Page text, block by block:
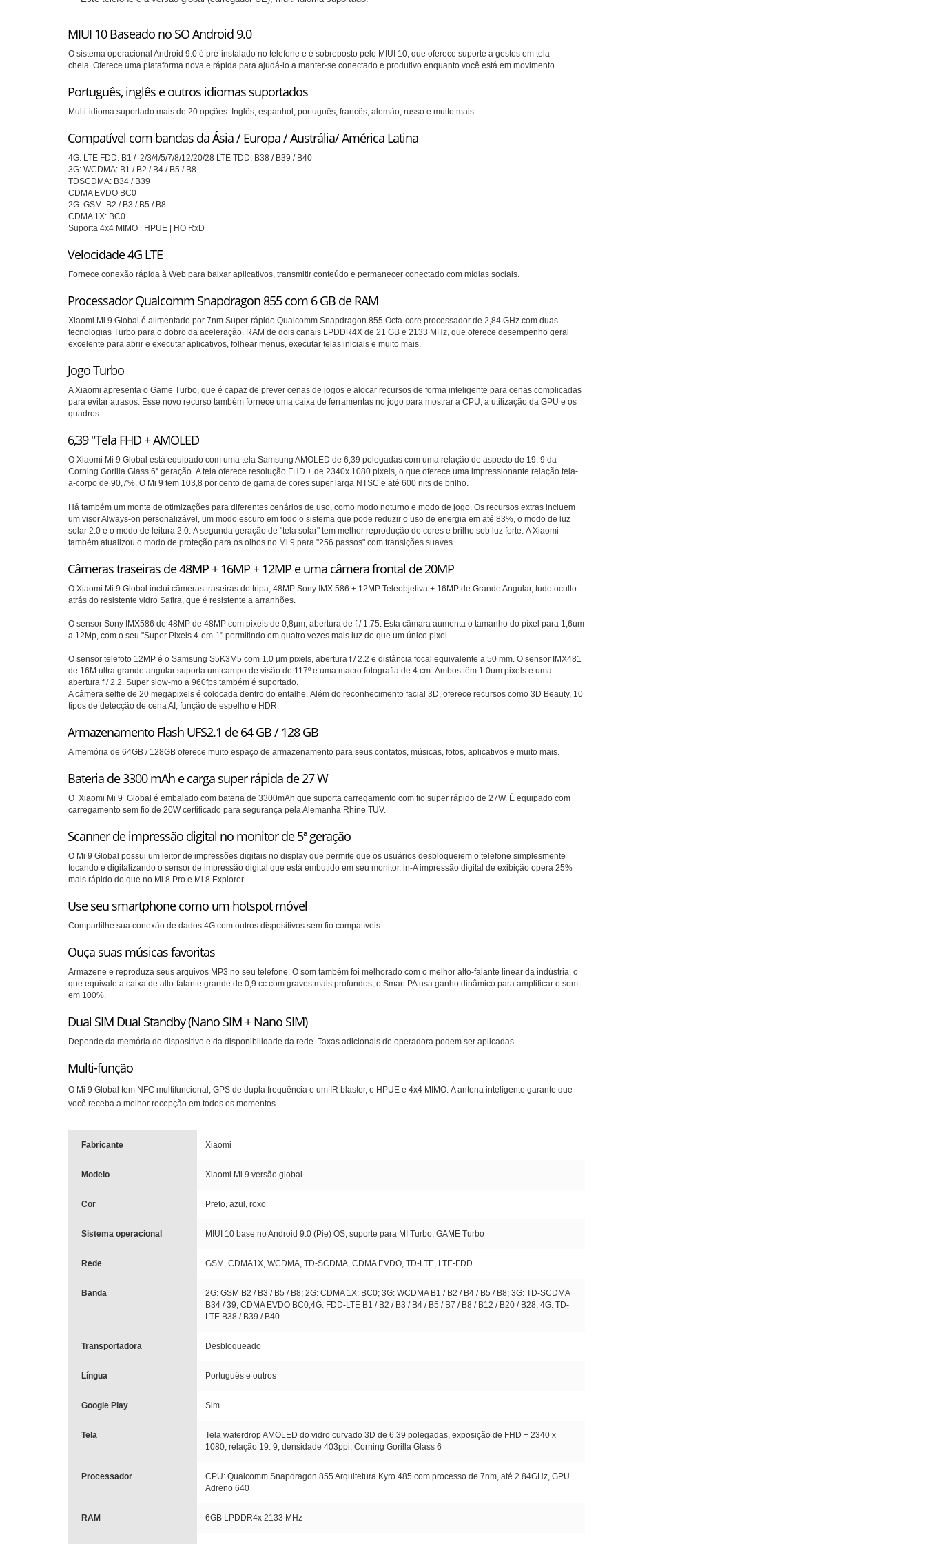
MIUI 10 Baseado no SO Android 9.0
O sistema operacional Android 9.0 é pré-instalado no telefone e é sobreposto pelo MIUI 10, que oferece suporte a gestos em tela
cheia.Oferece uma plataforma nova e rápida para ajudá-lo a manter-se conectado e produtivo enquanto você está em movimento.
Português, inglês e outros idiomas suportados
Multi-idioma suportado mais de 20 opções: Inglês, espanhol, português, francês, alemão, russo e muito mais.
Compatível com bandas da Ásia / Europa / Austrália/ América Latina
4G: LTE FDD: B1 /2/3/4/5/7/8/12/20/28 LTE TDD: B38 / B39 / B40
3G: WCDMA: B1 / B2 / B4 / B5 / B8
TDSCDMA: B34 / B39
CDMA EVDO BC0
2G: GSM: B2 / B3 / B5 / B8
CDMA 1X: BC0
Suporta 4x4 MIMO |
HPUE | HO RxD
Velocidade 4G LTE
Fornece conexão rápida à Web para baixar aplicativos, transmitir conteúdo e permanecer conectado com mídias sociais.
Processador Qualcomm Snapdragon 855 com 6 GB de RAM
Xiaomi Mi 9 Global é alimentado por 7nmSuper-rápidoQualcommSnapdragon 855Octa-coreprocessador de2,84 GHz com duas
tecnologias Turbo para o dobro da aceleração. RAM de dois canais LPDDR4X de 21 GB e 2133 MHz, que oferece desempenho geral
excelente para abrir e executar aplicativos, folhear menus, executar telas iniciais e muito mais.
Jogo Turbo
A Xiaomi apresenta o Game Turbo, que é capaz de prever cenas de jogos e alocar recursos de forma inteligente para cenas complicadas
para evitar atrasos. Esse novo recurso também fornece uma caixa de ferramentas no jogo para mostrar a CPU, a utilização da GPU e os
quadros.
6,39 "Tela FHD + AMOLED
O Xiaomi Mi 9 Global está equipado com uma tela Samsung AMOLED de 6,39 polegadas com uma relação de aspecto de 19: 9 da
Corning Gorilla Glass 6ª geração.A tela oferece resolução FHD + de 2340x 1080 pixels, o que oferece uma impressionante relação tela-
a-corpo de 90,7%.O Mi 9 tem 103,8 por cento de gama de cores super larga NTSC e até 600 nits de brilho.
Há também um monte de otimizações para diferentes cenários de uso, como modo noturno e modo de jogo.Os recursos extras incluem
um visor Always-on personalizável, um modo escuro em todo o sistema que pode reduzir o uso de energia em até 83%, o modo de luz
solar 2.0 e o modo de leitura 2.0.A segunda geração de "tela solar" tem melhor reprodução de cores e brilho sob luz forte.A Xiaomi
também atualizou o modo de proteção para os olhos no Mi 9 para "256 passos" com transições suaves.
Câmeras traseiras de 48MP + 16MP + 12MP e uma câmera frontal de 20MP
O Xiaomi Mi 9 Global inclui câmeras traseiras de tripa, 48MP Sony IMX 586 + 12MP Teleobjetiva + 16MP de Grande Angular, tudo oculto
atrás do resistente vidro Safira, que é resistente a arranhões.
O sensor Sony IMX586 de 48MP de 48MP com pixeis de 0,8µm, abertura de f / 1,75. Esta câmara aumenta o tamanho do píxel para 1,6um
a 12Mp, com o seu "Super Pixels 4-em-1" permitindo em quatro vezes mais luz do que um único pixel.
O sensor telefoto 12MP é o Samsung S5K3M5 com 1.0 µm pixels, abertura f / 2.2 e distância focal equivalente a 50 mm.O sensor IMX481
de 16M ultra grande angular suporta um campo de visão de 117º e uma macro fotografia de 4 cm.Ambos têm 1.0um pixels e uma
abertura f / 2.2.Super slow-mo a 960fps também é suportado.
A câmera selfie de 20 megapixels é colocada dentro do entalhe.Além do reconhecimento facial 3D, oferece recursos como 3D Beauty, 10
tipos de detecção de cena AI, função de espelho e HDR.
Armazenamento Flash UFS2.1 de 64 GB / 128 GB
A memória de 64GB / 128GB oferece muito espaço de armazenamento para seus contatos, músicas, fotos, aplicativos e muito mais.
Bateria de 3300 mAh e carga super rápida de 27 W
OXiaomi Mi 9 Global é embalado com bateria de 3300mAh que suporta carregamento com fio super rápido de 27W. É equipado com
carregamento sem fio de 20W certificado para segurança pela Alemanha Rhine TUV.
Scanner de impressão digital no monitor de 5ª geração
O Mi 9 Global possui um leitor de impressões digitais no display que permite que os usuários desbloqueiem o telefone simplesmente
tocando e digitalizando o sensor de impressão digital que está embutido em seu monitor.in-A impressão digital de exibição opera 25%
mais rápido do que no Mi 8 Pro e Mi 8 Explorer.
Use seu smartphone como um hotspot móvel
Compartilhe sua conexão de dados 4G com outros dispositivos sem fio compatíveis.
Ouça suas músicas favoritas
Armazene e reproduza seus arquivos MP3 no seu telefone.O som também foi melhorado com o melhor alto-falante linear da indústria, o
que equivale a caixa de alto-falante grande de 0,9 cc com graves mais profundos, o Smart PA usa ganho dinâmico para amplificar o som
em 100%.
Dual SIM Dual Standby (Nano SIM +Nano SIM)
Depende da memória do dispositivo e da disponibilidade da rede.Taxas adicionais de operadora podem ser aplicadas.
Multi-função
O Mi 9 Global tem NFC multifuncional, GPS de dupla frequência e um IR blaster, e HPUE e 4x4 MIMO.A antena inteligente garante que
você receba a melhor recepção em todos os momentos.
Fabricante Xiaomi
Modelo Xiaomi Mi 9 versão global
Cor Preto, azul, roxo
Sistema operacional MIUI 10 base no Android 9.0 (Pie) OS, suporte para MI Turbo, GAME Turbo
Rede GSM, CDMA1X, WCDMA, TD-SCDMA, CDMA EVDO, TD-LTE, LTE-FDD
Banda 2G: GSM B2 / B3 / B5 / B8;2G: CDMA 1X: BC0;3G: WCDMA B1 / B2 / B4 / B5 / B8;3G: TD-SCDMA
B34 / 39, CDMA EVDO BC0;4G: FDD-LTE B1 / B2 / B3 / B4 / B5 / B7 / B8 / B12 / B20 / B28, 4G: TD-
LTE B38 / B39 / B40
Transportadora Desbloqueado
Língua Português e outros
Google Play Sim
Tela
Tela waterdrop AMOLED do vidro curvado 3D de 6.39 polegadas, exposição de FHD + 2340 x
1080, relação 19: 9, densidade 403ppi, Corning Gorilla Glass 6
Processador
CPU: Qualcomm Snapdragon 855 Arquitetura Kyro 485 com processo de 7nm, até 2.84GHz, GPU
Adreno 640
RAM 6GB LPDDR4x 2133 MHz